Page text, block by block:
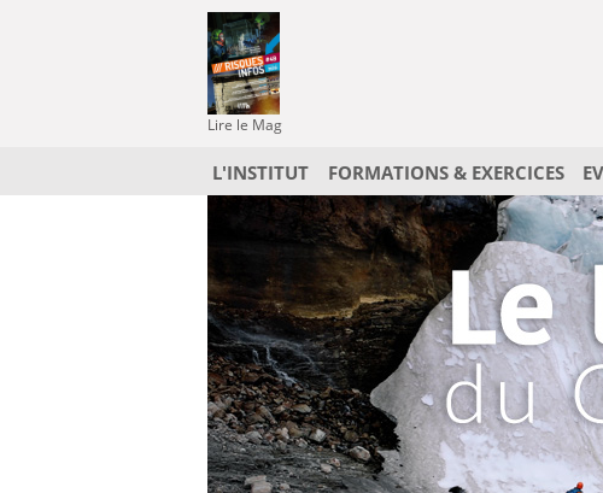
Lire le Mag
L'INSTITUT FORMATIONS & EXERCICES